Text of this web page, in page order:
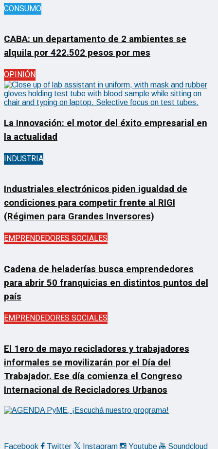
CONSUMO
CABA: un departamento de 2 ambientes se
alquila por 422.502 pesos por mes
OPINIÓN
La Innovación: el motor del éxito empresarial en
la actualidad
INDUSTRIA
Industriales electrónicos piden igualdad de
condiciones para competir frente al RIGI
(Régimen para Grandes Inversores)
EMPRENDEDORES SOCIALES
Cadena de heladerías busca emprendedores
para abrir 50 franquicias en distintos puntos del
país
EMPRENDEDORES SOCIALES
El 1ero de mayo recicladores y trabajadores
informales se movilizarán por el Día del
Trabajador. Ese día comienza el Congreso
Internacional de Recicladores Urbanos
Facebook Twitter Instagram Youtube Soundcloud